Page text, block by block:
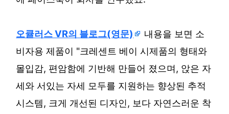
오큘러스 VR의 블로그(영문)
내용을 보면 소
비자용 제품이 "크레센트 베이 시제품의 형태와
몰입감, 편암함에 기반해 만들어 졌으며, 앉은 자
세와 서있는 자세 모두를 지원하는 향상된 추적
시스템, 크게 개선된 디자인, 보다 자연스러운 착